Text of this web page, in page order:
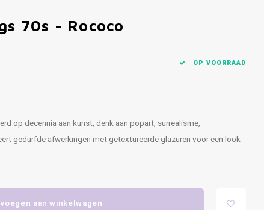
70s - Rococo
OP VOORRAAD
op decennia aan kunst, denk aan popart, surrealisme,
gedurfde afwerkingen met getextureerde glazuren voor een look
aan winkelwagen